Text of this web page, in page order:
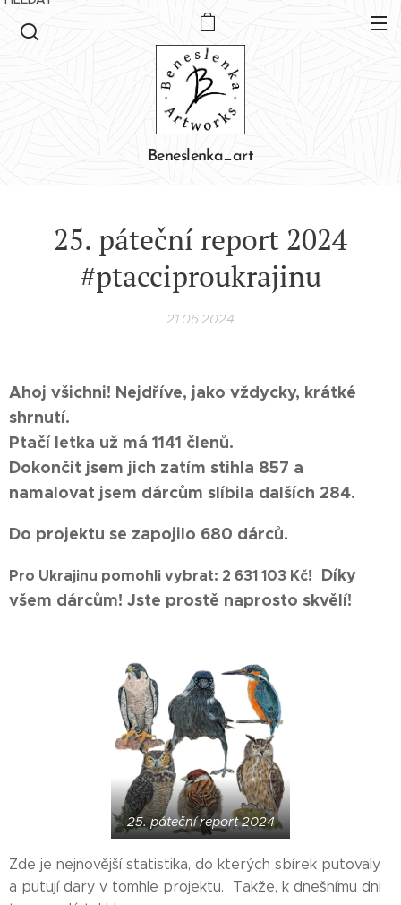
Beneslenka_art
25. páteční report 2024
#ptacciproukrajinu
21.06.2024
Ahoj všichni! Nejdříve, jako vždycky, krátké
shrnutí.
Ptačí letka už má 1141 členů.
Dokončit jsem jich zatím stihla 857 a
namalovat jsem dárcům slíbila dalších 284.
Do projektu se zapojilo 680 dárců.
Pro Ukrajinu pomohli vybrat: 2 631 103 Kč! Díky
všem dárcům! Jste prostě naprosto skvělí!
25. páteční report 2024
Zde je nejnovější statistika, do kterých sbírek putovaly
a putují dary v tomhle projektu. Takže, k dnešnímu dni